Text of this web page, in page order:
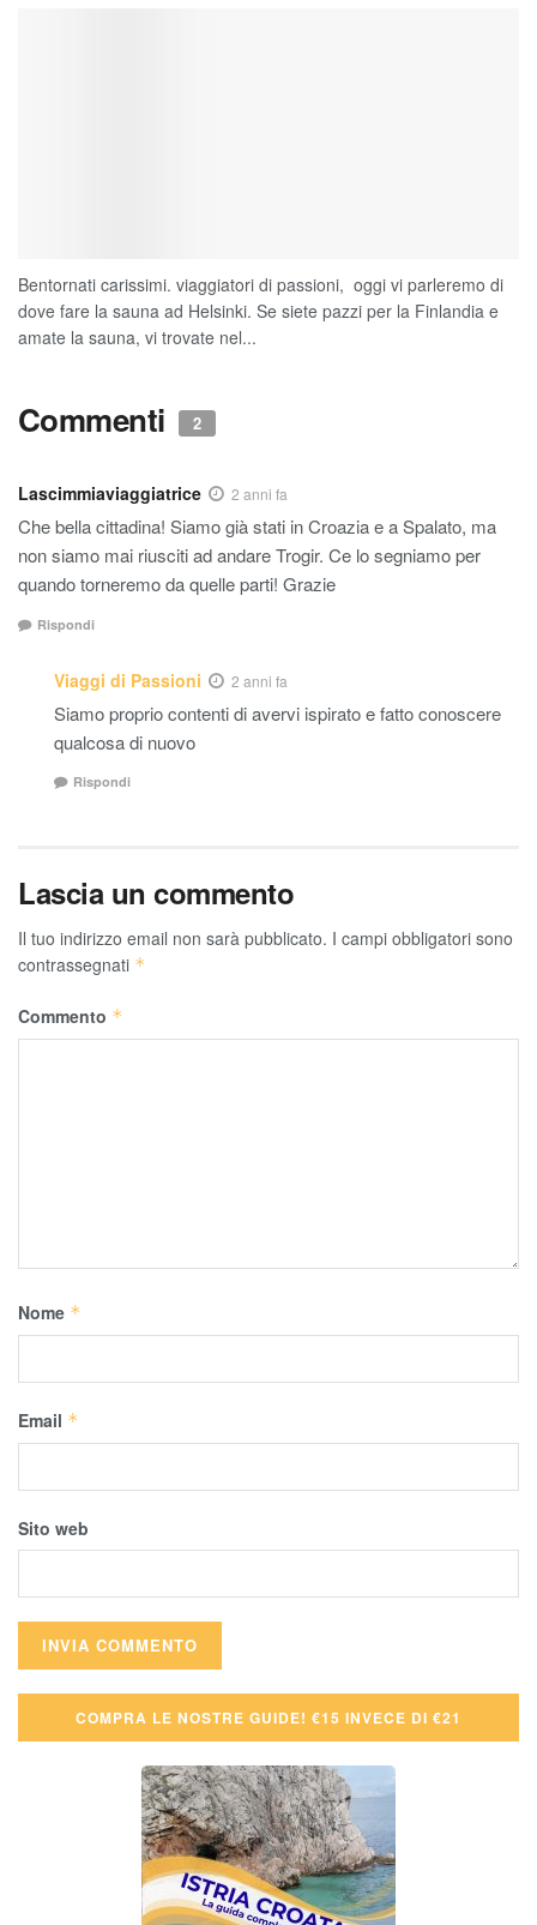
Bentornati carissimi. viaggiatori di passioni, oggi vi parleremo di
dove fare la sauna ad Helsinki. Se siete pazzi per la Finlandia e
amate la sauna, vi trovate nel...
Commenti 2
Lascimmiaviaggiatrice 2 anni fa
Che bella cittadina! Siamo già stati in Croazia e a Spalato, ma
non siamo mai riusciti ad andare Trogir. Ce lo segniamo per
quando torneremo da quelle parti! Grazie
Rispondi
Viaggi di Passioni 2 anni fa
Siamo proprio contenti di avervi ispirato e fatto conoscere
qualcosa di nuovo
Rispondi
Lascia un commento
Il tuo indirizzo email non sarà pubblicato. I campi obbligatori sono
contrassegnati *
Commento *
Nome *
Email *
Sito web
COMPRA LE NOSTRE GUIDE! €15 INVECE DI €21